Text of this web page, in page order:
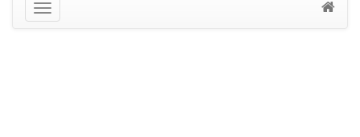
عرض
القائمة